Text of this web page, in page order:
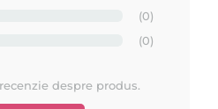
(0)
(0)
despre produs.